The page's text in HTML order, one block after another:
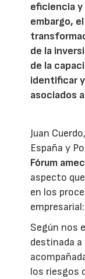
eficiencia
embargo,
de la
de la
identificar
asociados
Juan
España y
Fórum
aspecto
en los
Según nos
destinada
los riesgos